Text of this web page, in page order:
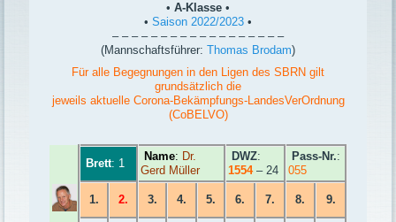
• A-Klasse •
• Saison 2022/2023 •
– – – – – – – – – – – – – – – – – –
(Mannschaftsführer: Thomas Brodam)
Für alle Begegnungen in den Ligen des SBRN gilt
grundsätzlich die
jeweils aktuelle Corona-Bekämpfungs-LandesVerOrdnung
(CoBELVO)
Brett: 1
Name: Dr.
Gerd Müller
DWZ:
1554– 24
Pass-Nr.:
055
1. 2. 3. 4. 5. 6. 7. 8. 9.